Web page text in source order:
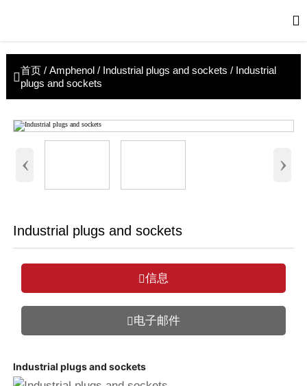


首页/ Amphenol/ Industrial plugs and sockets / Industrial
plugs and sockets
‹ ›
Industrial plugs and sockets
信息
电子邮件
Industrial plugs and sockets